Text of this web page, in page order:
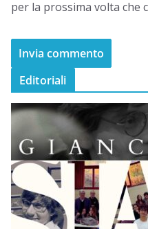
per la prossima volta che
Editoriali